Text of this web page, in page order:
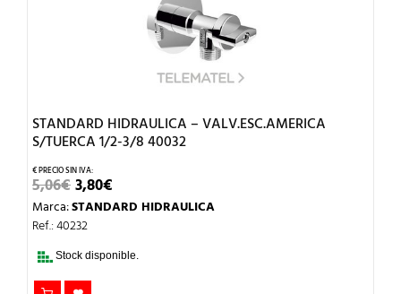
STANDARD HIDRAULICA – VALV.ESC.AMERICA
S/TUERCA 1/2-3/8 40032
5,06€EL
PRECIO
ORIGINAL
ERA:
3,80€PRECIO
ACTUAL
Marca:STANDARD HIDRAULICA
Ref.: 40232
Stock disponible.